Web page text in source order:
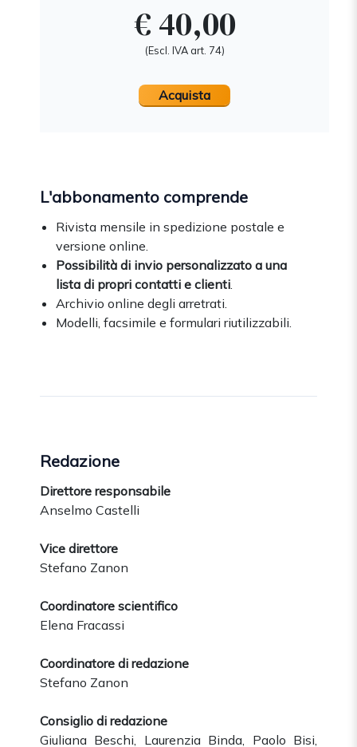
€ 40,00
(Escl. IVA art. 74)
Acquista
L'abbonamento comprende
Rivista mensile in spedizione postale e
versione online.
Possibilità di invio personalizzato a una
lista di propri contatti e clienti.
Archivio online degli arretrati.
Modelli, facsimile e formulari riutilizzabili.
Redazione
Direttore responsabile
Anselmo Castelli
Vice direttore
Stefano Zanon
Coordinatore scientifico
Elena Fracassi
Coordinatore di redazione
Stefano Zanon
Consiglio di redazione
Giuliana Beschi, Laurenzia Binda, Paolo Bisi,